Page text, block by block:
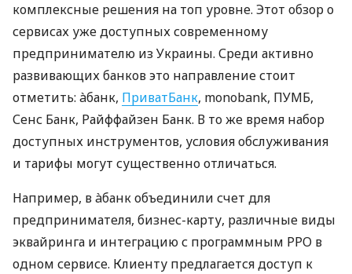
комплексные решения на топ уровне. Этот обзор о
сервисах уже доступных современному
предпринимателю из Украины. Среди активно
развивающих банков это направление стоит
отметить: àбанк, ПриватБанк, monobank, ПУМБ,
Сенс Банк, Райффайзен Банк. В то же время набор
доступных инструментов, условия обслуживания
и тарифы могут существенно отличаться.
Например, в àбанк объединили счет для
предпринимателя, бизнес-карту, различные виды
эквайринга и интеграцию с программным РРО в
одном сервисе. Клиенту предлагается доступ к